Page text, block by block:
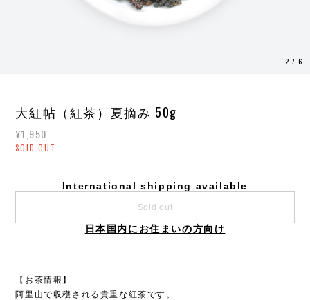
3 /6
大紅帖（紅茶）夏摘み 50g
¥1,950
SOLD OUT
International shipping available
Sold out
日本国内にお住まいの方向け
【お茶情報】
阿里山で収穫される貴重な紅茶です。